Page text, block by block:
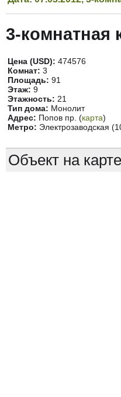
3-комнатная
Цена (USD): 474576
Комнат: 3
Площадь: 91
Этаж: 9
Этажность: 21
Тип дома: Монолит
Адрес: Попов пр. (карта)
Метро: Электрозаводская
Объект на карте